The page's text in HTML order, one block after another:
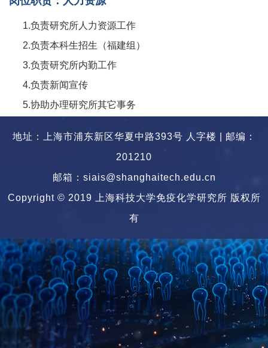
1.负责研究所人力资源工作
2.负责本科生招生（福建组）
3.负责研究所内勤工作
4.负责新闻宣传
5.协助办理研究所其它事务
地址：上海市浦东新区华夏中路393号 人字楼 | 邮编：
201210
邮箱：siais@shanghaitech.edu.cn
Copyright © 2019 上海科技大学免疫化学研究所 版权所
有